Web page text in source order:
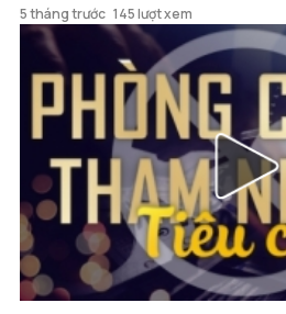
5 tháng trước 145 lượt xem